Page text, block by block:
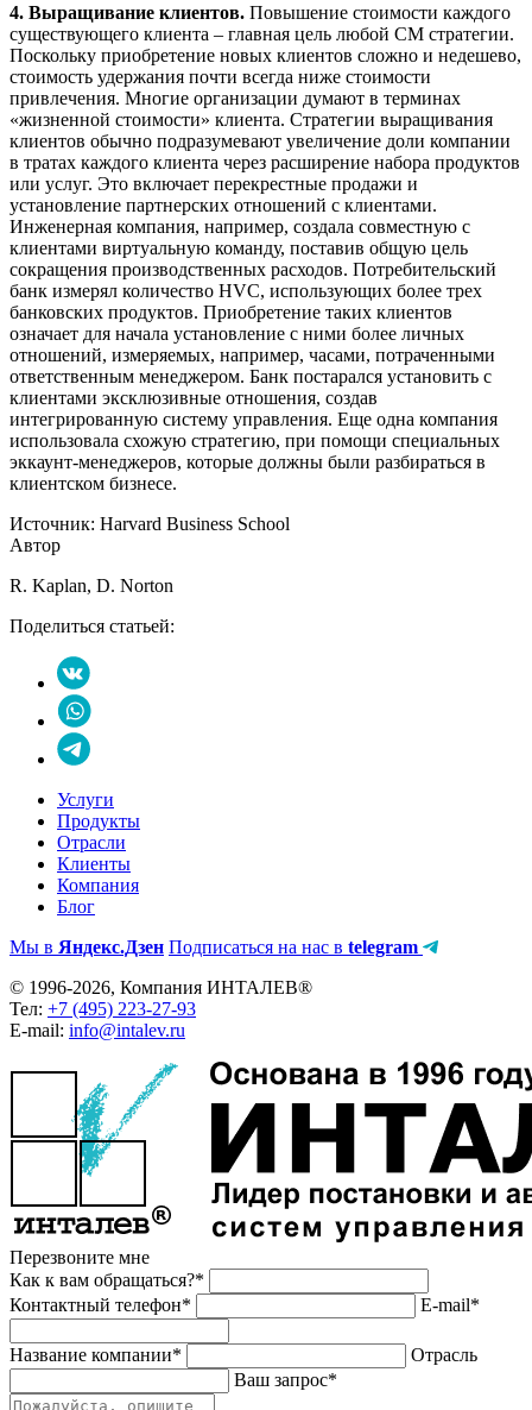
4. Выращивание клиентов. Повышение стоимости каждого
существующего клиента – главная цель любой CM стратегии.
Поскольку приобретение новых клиентов сложно и недешево,
стоимость удержания почти всегда ниже стоимости
привлечения. Многие организации думают в терминах
«жизненной стоимости» клиента. Стратегии выращивания
клиентов обычно подразумевают увеличение доли компании
в тратах каждого клиента через расширение набора продуктов
или услуг. Это включает перекрестные продажи и
установление партнерских отношений с клиентами.
Инженерная компания, например, создала совместную с
клиентами виртуальную команду, поставив общую цель
сокращения производственных расходов. Потребительский
банк измерял количество HVC, использующих более трех
банковских продуктов. Приобретение таких клиентов
означает для начала установление с ними более личных
отношений, измеряемых, например, часами, потраченными
ответственным менеджером. Банк постарался установить с
клиентами эксклюзивные отношения, создав
интегрированную систему управления. Еще одна компания
использовала схожую стратегию, при помощи специальных
эккаунт-менеджеров, которые должны были разбираться в
клиентском бизнесе.
Источник: Harvard Business School
Автор
R. Kaplan, D. Norton
Поделиться статьей:
Услуги
Продукты
Отрасли
Клиенты
Компания
Блог
Мы в Яндекс.Дзен Подписаться на нас в telegram
© 1996-2026, Компания ИНТАЛЕВ®
Тел: +7 (495) 223-27-93
E-mail: info@intalev.ru
Перезвоните мне
Как к вам обращаться?*
Контактный телефон*
E-mail*
Название компании*
Отрасль
Ваш запрос*